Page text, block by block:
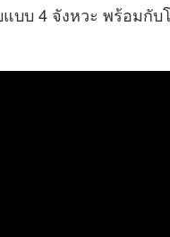
บ 4 จังหวะ พร้อมกับ